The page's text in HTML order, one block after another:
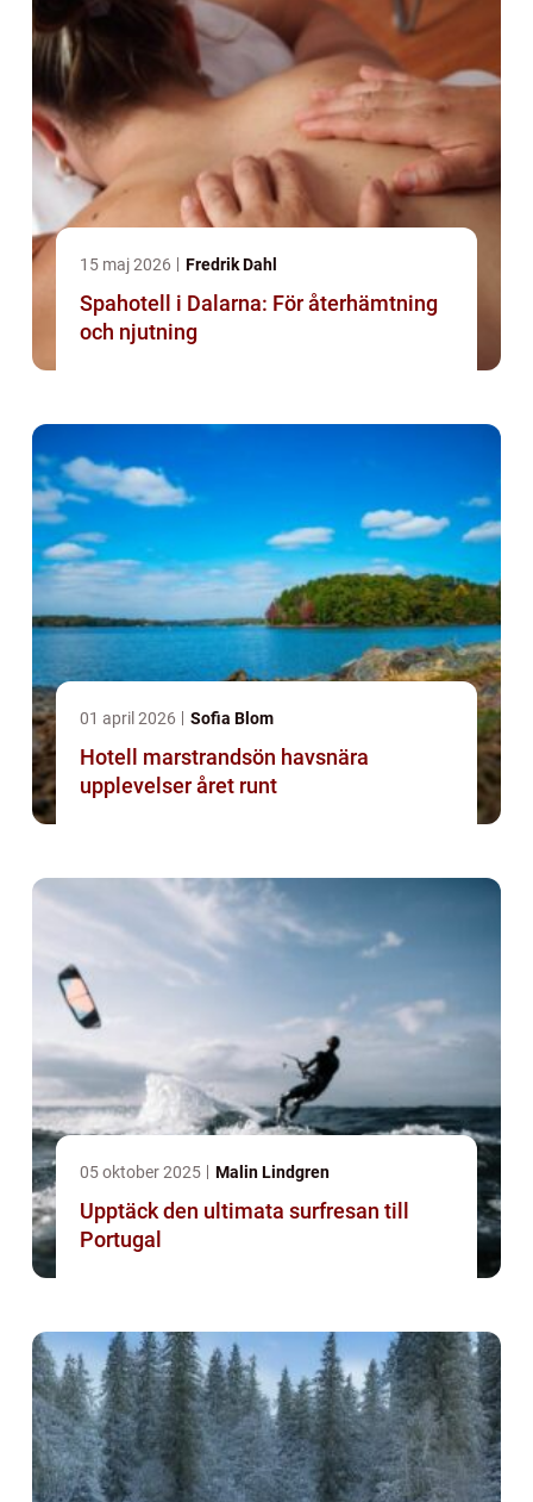
15 maj 2026 Fredrik Dahl
Spahotell i Dalarna: För återhämtning
och njutning
01 april 2026 Sofia Blom
Hotell marstrandsön havsnära
upplevelser året runt
05 oktober 2025 Malin Lindgren
Upptäck den ultimata surfresan till
Portugal